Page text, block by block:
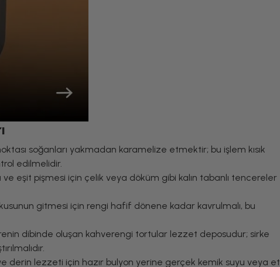
soğanları yakmadan karamelize etmektir; bu işlem kısık
edilmelidir.
ve eşit pişmesi için çelik veya döküm gibi kalın tabanlı tencereler
gitmesi için rengi hafif dönene kadar kavrulmalı, bu
dibinde oluşan kahverengi tortular lezzet deposudur; sirke
derin lezzeti için hazır bulyon yerine gerçek kemik suyu veya et